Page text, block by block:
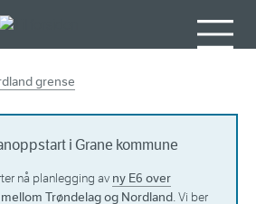
grense
i Grane kommune
nå planlegging av ny E6 over
Trøndelag og Nordland. Vi ber